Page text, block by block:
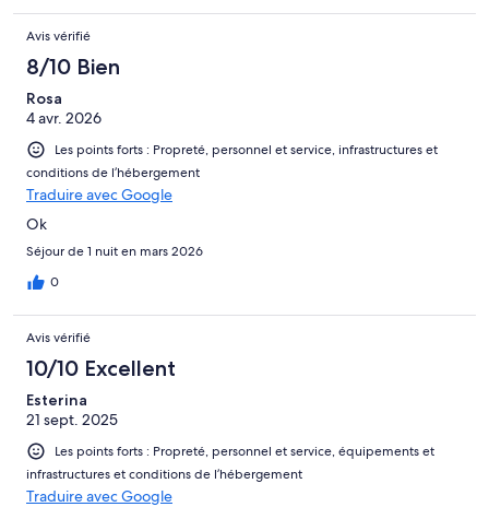
Avis vérifié
8/10 Bien
Rosa
4 avr. 2026
Les points forts : Propreté, personnel et service, infrastructures et
conditions de l’hébergement
Traduire avec Google
Ok
Séjour de 1 nuit en mars 2026
0
Avis vérifié
10/10 Excellent
Esterina
21 sept. 2025
Les points forts : Propreté, personnel et service, équipements et
infrastructures et conditions de l’hébergement
Traduire avec Google